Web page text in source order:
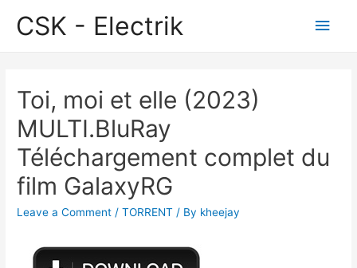
CSK - Electrik
Main
Toi, moi et elle (2023)
MULTI.BluRay
Téléchargement complet du
film GalaxyRG
Leave a Comment /TORRENT / By kheejay